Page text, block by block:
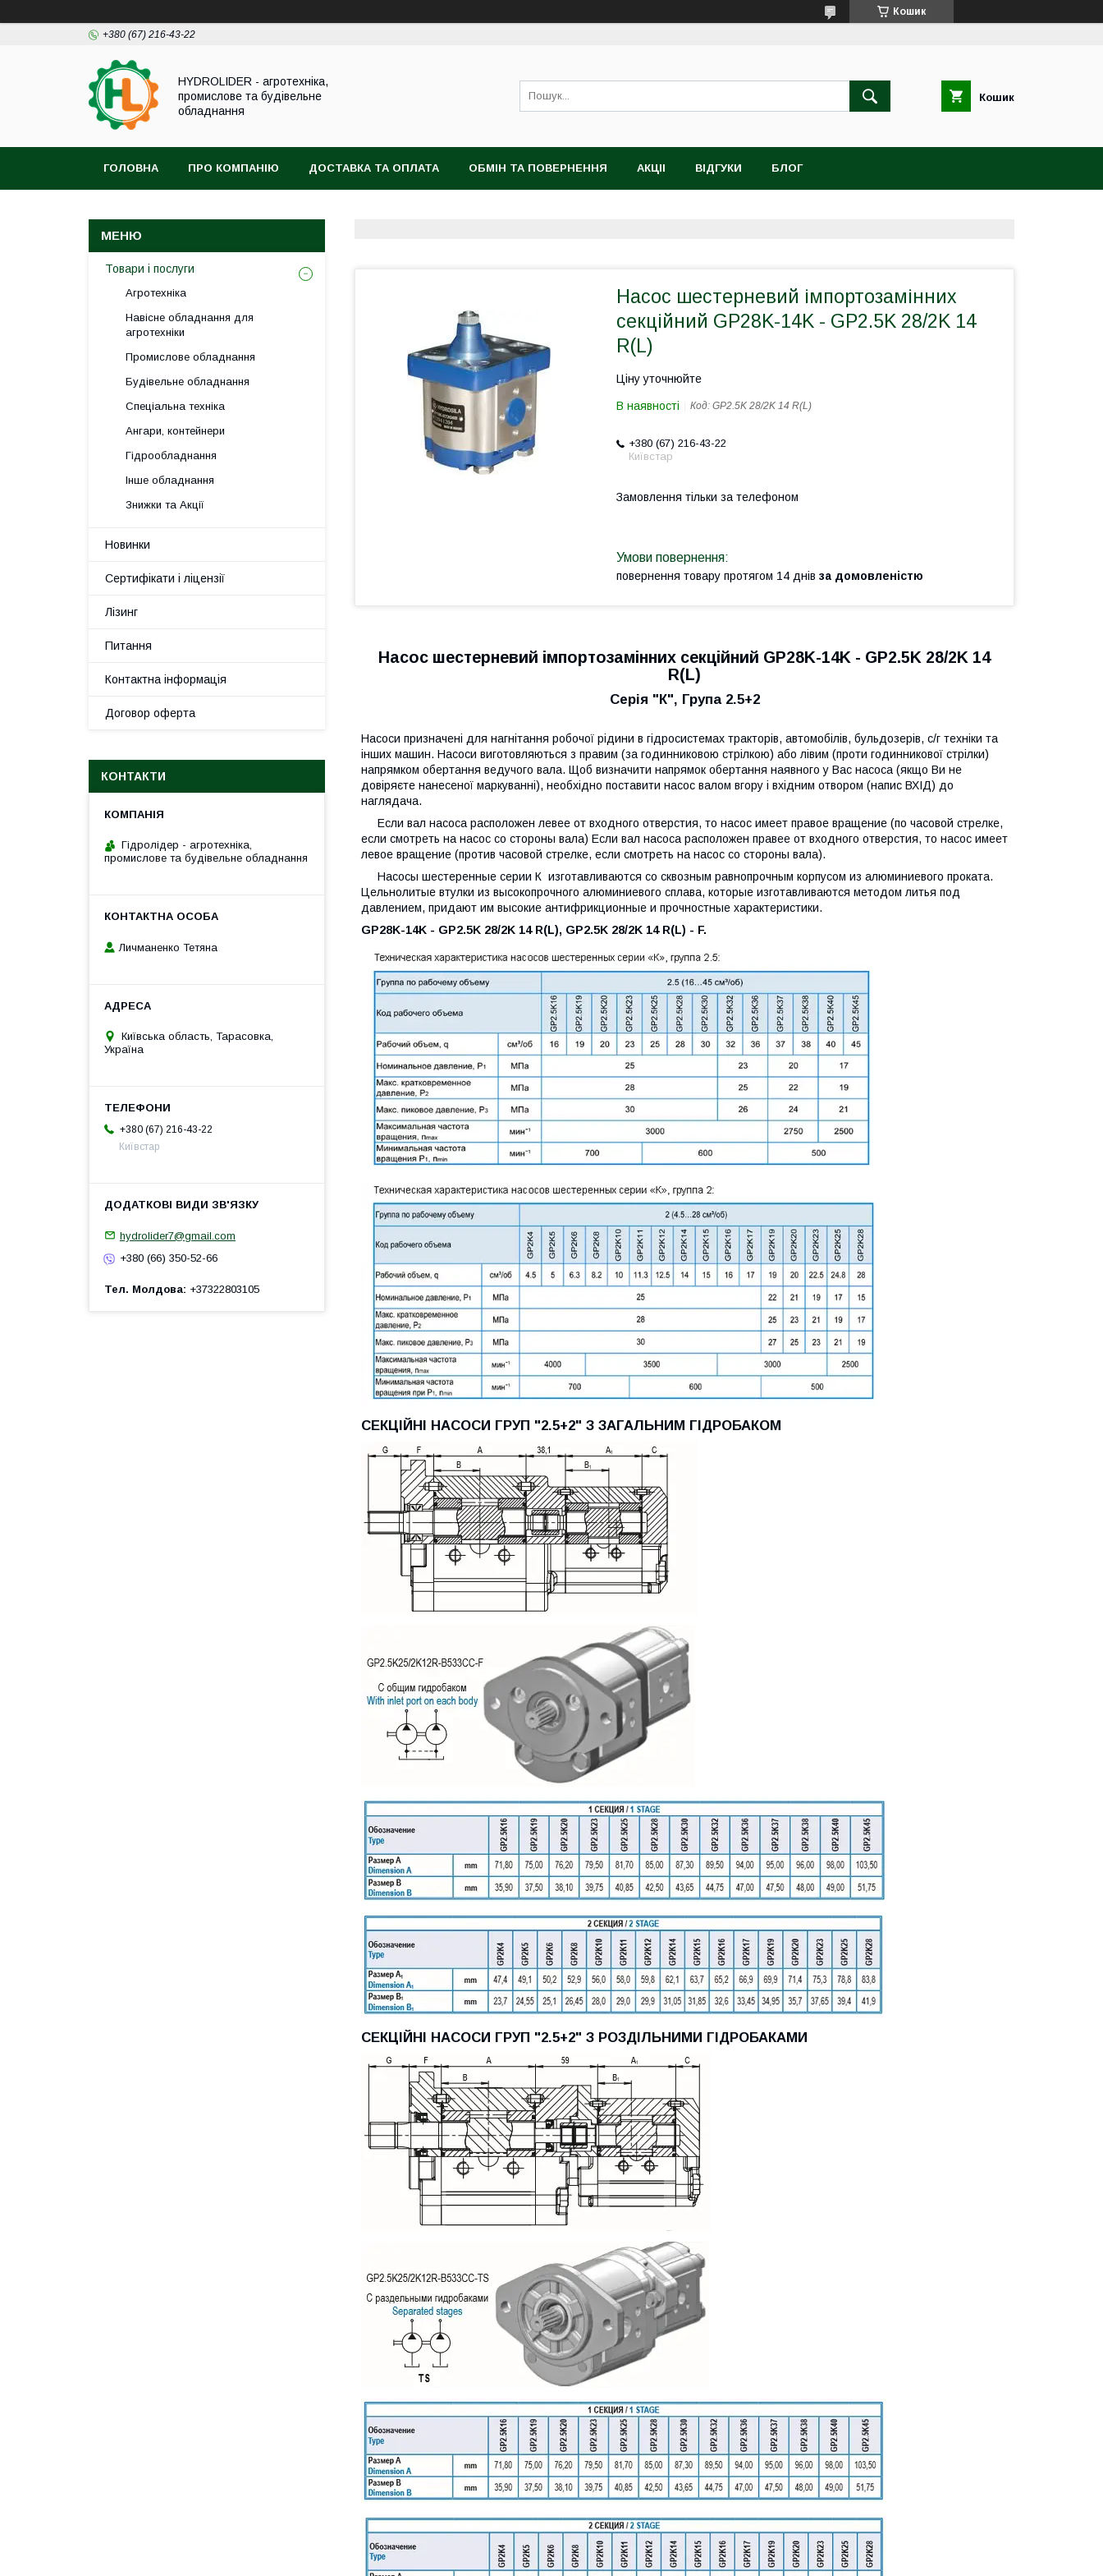
Кошик
+380 (67) 216-43-22
HYDROLIDER - агротехніка,
промислове та будівельне
обладнання
Кошик
ГОЛОВНА ПРО КОМПАНІЮ ДОСТАВКА ТА ОПЛАТА ОБМІН ТА ПОВЕРНЕННЯ АКЦІІ ВІДГУКИ БЛОГ
Насос шестерневий імпортозамінних
секційний GP28K-14K - GP2.5K 28/2K 14
R(L)
Ціну уточнюйте
В наявності Код: GP2.5K 28/2K 14 R(L)
+380 (67) 216-43-22
Київстар
Замовлення тільки за телефоном
повернення товару протягом 14 днів за домовленістю
Насос шестерневий імпортозамінних секційний GP28K-14K - GP2.5K 28/2K 14
R(L)
Серія "К", Група 2.5+2
Насоси призначені для нагнітання робочої рідини в гідросистемах тракторів, автомобілів, бульдозерів, с/г техніки та
інших машин. Насоси виготовляються з правим (за годинниковою стрілкою) або лівим (проти годинникової стрілки)
напрямком обертання ведучого вала. Щоб визначити напрямок обертання наявного у Вас насоса (якщо Ви не
довіряєте нанесеної маркуванні), необхідно поставити насос валом вгору і вхідним отвором (напис ВХІД) до
наглядача.
Если вал насоса расположен левее от входного отверстия, то насос имеет правое вращение (по часовой cтрелке,
если смотреть на насос со стороны вала) Если вал насоса расположен правее от входного отверстия, то насос имеет
левое вращение (против часовой стрелке, если смотреть на насос со стороны вала).
Насосы шестеренные серии К изготавливаются со сквозным равнопрочным корпусом из алюминиевого проката.
Цельнолитые втулки из высокопрочного алюминиевого сплава, которые изготавливаются методом литья под
давлением, придают им высокие антифрикционные и прочностные характеристики.
GP28K-14K - GP2.5K 28/2K 14 R(L), GP2.5K 28/2K 14 R(L) - F.
СЕКЦІЙНІ НАСОСИ ГРУП "2.5+2" З ЗАГАЛЬНИМ ГІДРОБАКОМ
СЕКЦІЙНІ НАСОСИ ГРУП "2.5+2" З РОЗДІЛЬНИМИ ГІДРОБАКАМИ
Товари і послуги
Агротехніка
Навісне обладнання для
агротехніки
Промислове обладнання
Будівельне обладнання
Спеціальна техніка
Ангари, контейнери
Гідрообладнання
Інше обладнання
Знижки та Акції
Новинки
Сертифікати і ліцензії
Лізинг
Питання
Контактна інформація
Договор оферта
КОНТАКТИ
Гідролідер - агротехніка,
промислове та будівельне обладнання
Личманенко Тетяна
Київська область, Тарасовка,
Україна
+380 (67) 216-43-22
Київстар
hydrolider7@gmail.com
+380 (66) 350-52-66
Тел. Молдова +37322803105